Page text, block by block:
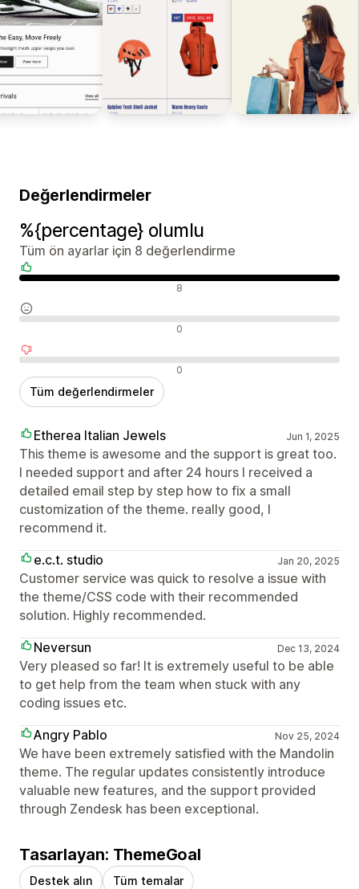
Değerlendirmeler
%{percentage} olumlu
Tüm ön ayarlar için 8 değerlendirme
8
0
0
Tüm değerlendirmeler
Etherea Italian Jewels Jun 1, 2025
This theme is awesome and the support is great too.
I needed support and after 24 hours I received a
detailed email step by step how to fix a small
customization of the theme. really good, I
recommend it.
e.c.t. studio
Jan 20, 2025
Customer service was quick to resolve a issue with
the theme/CSS code with their recommended
solution. Highly recommended.
Neversun
Dec 13, 2024
Very pleased so far! It is extremely useful to be able
to get help from the team when stuck with any
coding issues etc.
Angry Pablo
Nov 25, 2024
We have been extremely satisfied with the Mandolin
theme. The regular updates consistently introduce
valuable new features, and the support provided
through Zendesk has been exceptional.
Tasarlayan: ThemeGoal
Destek alın Tüm temalar